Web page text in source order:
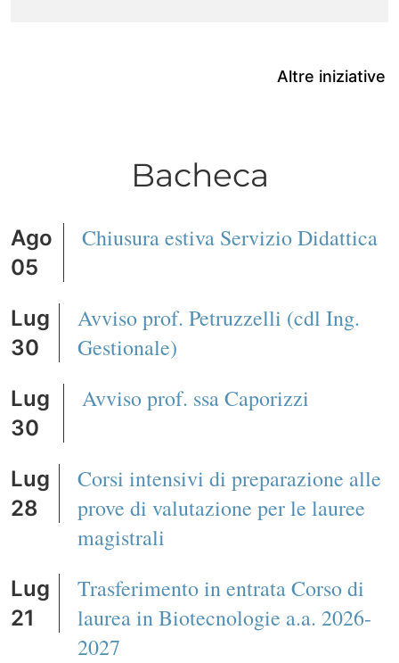
Altre iniziative
Bacheca
Ago
05
Chiusura estiva Servizio Didattica
Lug
30
Avviso prof. Petruzzelli (cdl Ing.
Gestionale)
Lug
30
Avviso prof. ssa Caporizzi
Lug
28
Corsi intensivi di preparazione alle
prove di valutazione per le lauree
magistrali
Lug
21
Trasferimento in entrata Corso di
laurea in Biotecnologie a.a. 2026-
2027